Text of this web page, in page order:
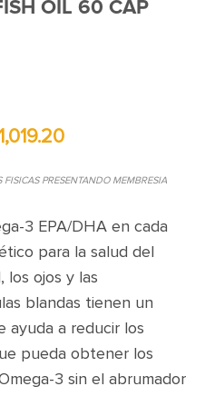
OIL 60 CAP
PRESENTANDO MEMBRESIA
3 EPA/DHA en cada
para la salud del
los ojos y las
blandas tienen un
ayuda a reducir los
pueda obtener los
3 sin el abrumador